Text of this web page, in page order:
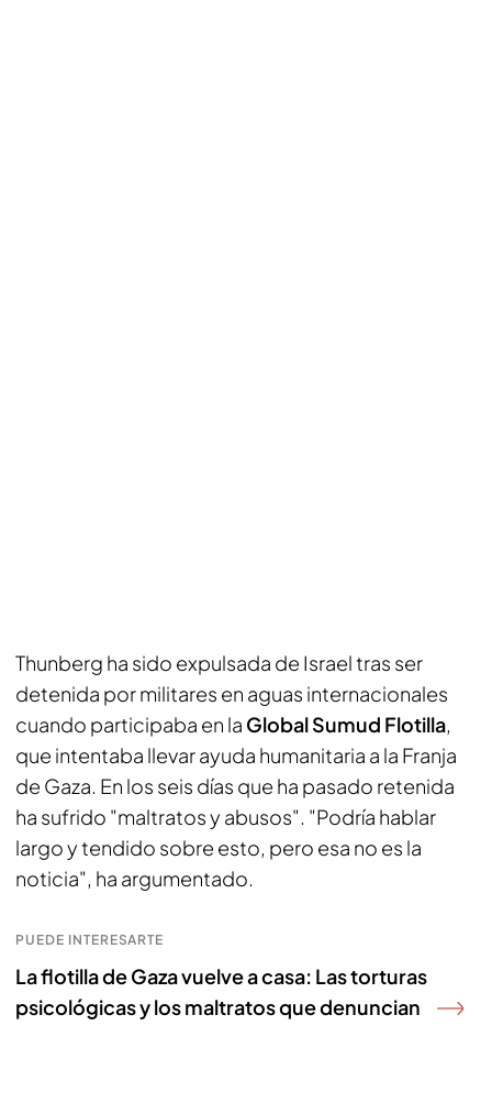
Thunberg ha sido expulsada de Israel tras ser
detenida por militares en aguas internacionales
cuando participaba en la Global Sumud Flotilla,
que intentaba llevar ayuda humanitaria a la Franja
de Gaza. En los seis días que ha pasado retenida
ha sufrido "maltratos y abusos". "Podría hablar
largo y tendido sobre esto, pero esa no es la
noticia", ha argumentado.
PUEDE INTERESARTE
La flotilla de Gaza vuelve a casa: Las torturas
psicológicas y los maltratos que denuncian